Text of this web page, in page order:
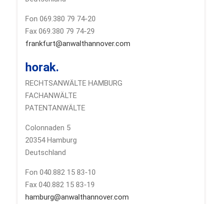
Fon 069.380 79 74-20
Fax 069.380 79 74-29
frankfurt@anwalthannover.com
horak.
RECHTSANWÄLTE HAMBURG
FACHANWÄLTE
PATENTANWÄLTE
Colonnaden 5
20354 Hamburg
Deutschland
Fon 040.882 15 83-10
Fax 040.882 15 83-19
hamburg@anwalthannover.com